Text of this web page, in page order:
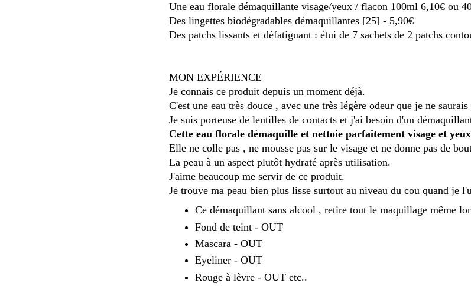
Une eau florale démaquillante visage/yeux / flacon 100ml 6,10€ ou
Des lingettes biodégradables démaquillantes [25] - 5,90€
Des patchs lissants et défatiguant : étui de 7 sachets de 2 patchs
MON EXPÉRIENCE
Je connais ce produit depuis un moment déjà.
C'est une eau très douce , avec une très légère odeur que je ne
Je suis porteuse de lentilles de contacts et j'ai besoin d'un
Cette eau florale démaquille et nettoie parfaitement visage et
Elle ne colle pas , ne mousse pas sur le visage et ne donne pas de
La peau à un aspect plutôt hydraté après utilisation.
J'aime beaucoup me servir de ce produit.
Je trouve ma peau bien plus lisse surtout au niveau du cou quand je
Ce démaquillant sans alcool , retire tout le maquillage même
Fond de teint - OUT
Mascara - OUT
Eyeliner - OUT
Rouge à lèvre - OUT etc..